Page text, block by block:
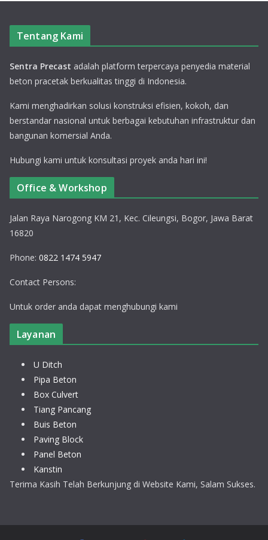
Tentang Kami
Sentra Precast adalah platform terpercaya penyedia material
beton pracetak berkualitas tinggi di Indonesia.
Kami menghadirkan solusi konstruksi efisien, kokoh, dan
berstandar nasional untuk berbagai kebutuhan infrastruktur dan
bangunan komersial Anda.
Hubungi kami untuk konsultasi proyek anda hari ini!
Office & Workshop
Jalan Raya Narogong KM 21, Kec. Cileungsi, Bogor, Jawa Barat
16820
Phone: 0822 1474 5947
Contact Persons:
Untuk order anda dapat menghubungi kami
Layanan
U Ditch
Pipa Beton
Box Culvert
Tiang Pancang
Buis Beton
Paving Block
Panel Beton
Kanstin
Terima Kasih Telah Berkunjung di Website Kami, Salam Sukses.